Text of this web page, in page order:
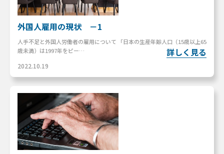
外国人雇用の現状 －1
人手不足と外国人労働者の雇用について 「日本の生産年齢人口（15歳以上65
歳未満）は1997年をピー…
詳しく見る
2022.10.19